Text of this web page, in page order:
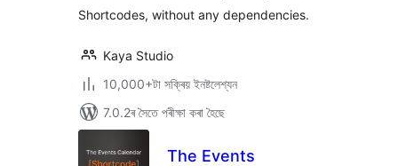
Shortcodes, without any dependencies.
Kaya Studio
10,000+টা সক্ৰিয় ইনষ্টলেশ্যন
7.0.2ৰ সৈতে পৰীক্ষা কৰা হৈছে
The Events